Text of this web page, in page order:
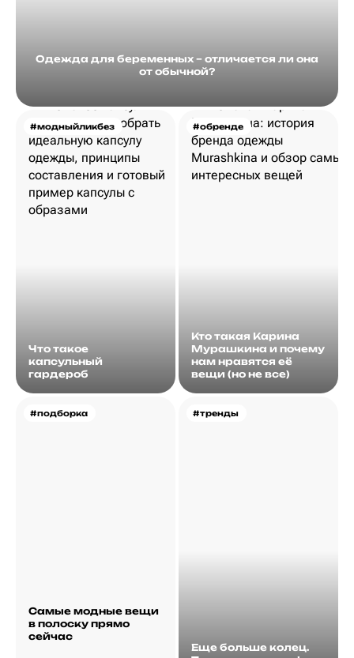
Одежда для беременных – отличается ли она
от обычной?
#модныйликбез
Что такое
капсульный
гардероб
#обренде
Кто такая Карина
Мурашкина и почему
нам нравятся её
вещи (но не все)
#подборка
Самые модные вещи
в полоску прямо
сейчас
#тренды
Еще больше колец.